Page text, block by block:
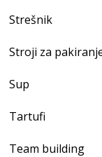
Strešnik
Stroji za
Sup
Tartufi
Team building